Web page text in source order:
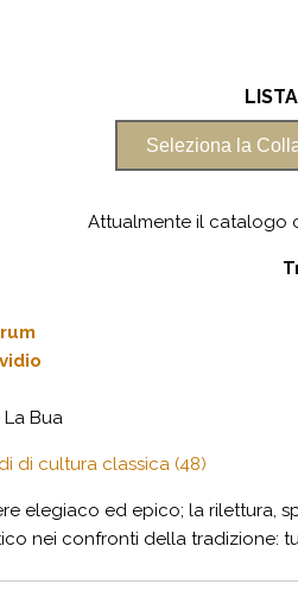
Attualmente il catalogo
Bua
di cultura classica (48)
elegiaco ed epico; la rilettura,
nei confronti della tradizione: